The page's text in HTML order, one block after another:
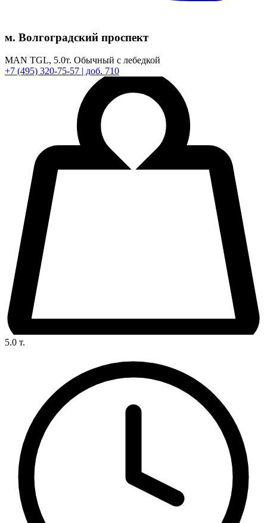
м. Волгоградский проспект
MAN TGL, 5.0т. Обычный с лебедкой
+7 (495) 320-75-57 | доб. 710
5.0 т.